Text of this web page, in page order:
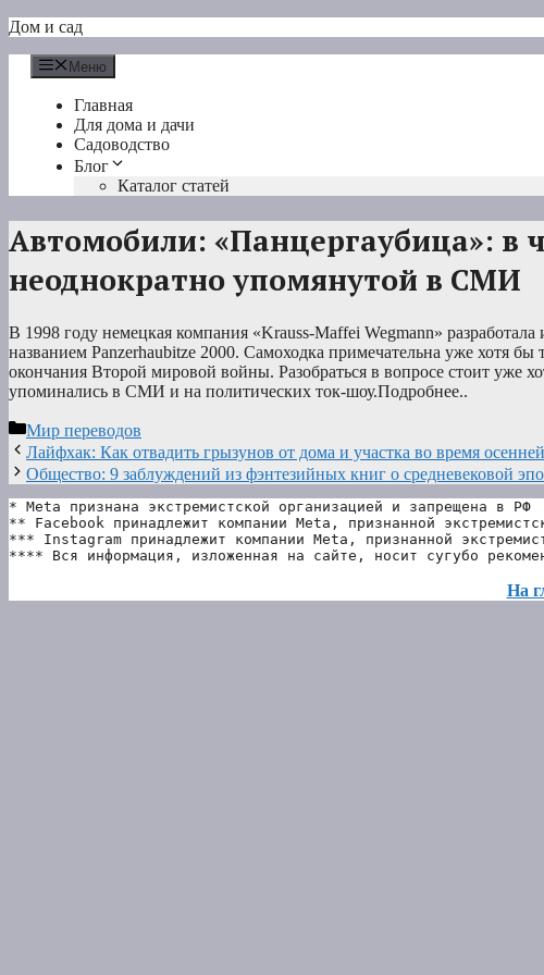
Перейти
содержимому
Дом и сад
Меню
Главная
Для дома и дачи
Садоводство
Блог
Каталог статей
Автомобили: «Панцергаубица»: в
неоднократно упомянутой в СМИ
В 1998 году немецкая компания «Krauss-Maffei Wegmann»
названием Panzerhaubitze 2000. Самоходка примечательна уже хотя
окончания Второй мировой войны. Разобраться в вопросе стоит уже
упоминались в СМИ и на политических ток-шоу.Подробнее..
Рубрики
Мир переводов
Лайфхак: Как отвадить грызунов от дома и участка во время
Общество: 9 заблуждений из фэнтезийных книг о средневековой
* Meta признана экстремистской организацией и запрещена в РФ
** Facebook принадлежит компании Meta, признанной
*** Instagram принадлежит компании Meta, признанной
**** Вся информация, изложенная на сайте, носит сугубо
На